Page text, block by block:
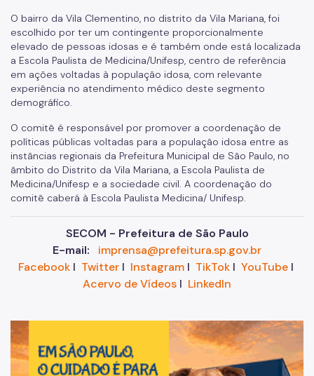
O bairro da Vila Clementino, no distrito da Vila Mariana, foi
escolhido por ter um contingente proporcionalmente
elevado de pessoas idosas e é também onde está localizada
a Escola Paulista de Medicina/Unifesp, centro de referência
em ações voltadas à população idosa, com relevante
experiência no atendimento médico deste segmento
demográfico.
O comitê é responsável por promover a coordenação de
políticas públicas voltadas para a população idosa entre as
instâncias regionais da Prefeitura Municipal de São Paulo, no
âmbito do Distrito da Vila Mariana, a Escola Paulista de
Medicina/Unifesp e a sociedade civil. A coordenação do
comitê caberá à Escola Paulista Medicina/ Unifesp.
SECOM - Prefeitura de São Paulo
E-mail:
imprensa@prefeitura.sp.gov.br
FacebookI TwitterI InstagramI TikTokI YouTubeI
Acervo de Vídeos I LinkedIn